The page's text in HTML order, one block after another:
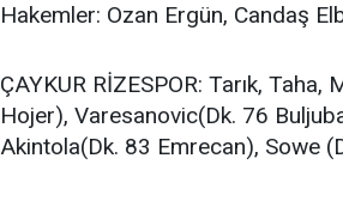
Hakemler: Ozan Ergün, Candaş
ÇAYKUR RİZESPOR: Tarık,
Hojer), Varesanovic(Dk. 76
Akintola(Dk. 83 Emrecan), Sowe